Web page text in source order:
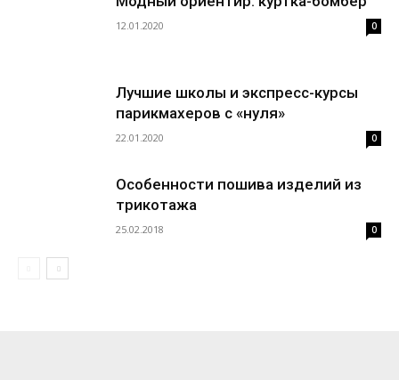
12.01.2020 0
Лучшие школы и экспресс-курсы
парикмахеров с «нуля»
22.01.2020 0
Особенности пошива изделий из
трикотажа
25.02.2018 0